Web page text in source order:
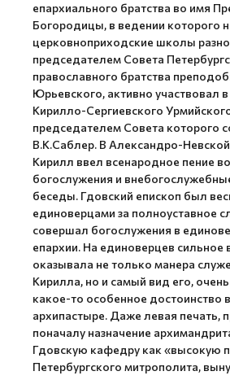
епархиального братства во имя
Богородицы, в ведении которого
церковноприходские школы
председателем Совета
православного братства
Юрьевского, активно участвовал
Кирилло-Сергиевского
председателем Совета которого
В.К.Саблер. В Александро-
Кирилл ввел всенародное пение
богослужения и
беседы. Гдовский епископ был
единоверцами за полноуставное
совершал богослужения в
епархии. На единоверцев сильное
оказывала не только манера
Кирилла, но и самый вид его,
какое-то особенное достоинство
архипастыре. Даже левая печать,
поначалу назначение
Гдовскую кафедру как «высокую
Петербургского митрополита,